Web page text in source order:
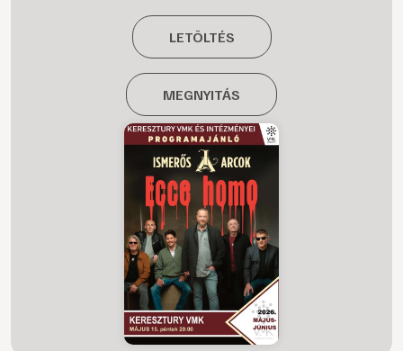
LETÖLTÉS
MEGNYITÁS